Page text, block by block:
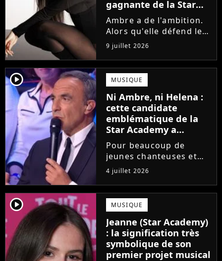
gagnante de la Star
Academy !
Ambre a de l'ambition.
Alors qu'elle défend le
single J'me demande et
qu'elle prépare son
premier album, la
gagnante de la dernière
saison de la Star
Academy annonce les
dates de sa...
9 juillet 2026
player2 MUSIQUE
Ni Ambre, ni Helena :
cette candidate
emblématique de la
Star Academy a
souffert après
l'émission, "J'étais
traitée de potiche"
Pour beaucoup de
jeunes chanteuses et
chanteurs, la Star
Academy est un rêve.
Mais comme l'a rappelé
une ancienne gagnante,
l'émission de TF1 n'est
pas toujours simple à
vivre.
4 juillet 2026
player2 MUSIQUE
Jeanne (Star Academy)
: la signification très
symbolique de son
premier projet musical